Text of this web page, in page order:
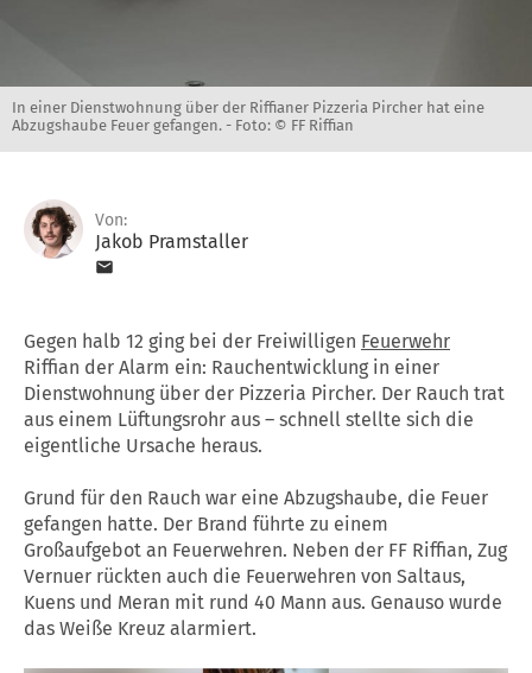
In einer Dienstwohnung über der Riffianer Pizzeria Pircher hat eine
Abzugshaube Feuer gefangen. - Foto: © FF Riffian
Von:
Jakob Pramstaller
Gegen halb 12 ging bei der Freiwilligen Feuerwehr
Riffian der Alarm ein: Rauchentwicklung in einer
Dienstwohnung über der Pizzeria Pircher. Der Rauch trat
aus einem Lüftungsrohr aus – schnell stellte sich die
eigentliche Ursache heraus.
Grund für den Rauch war eine Abzugshaube, die Feuer
gefangen hatte. Der Brand führte zu einem
Großaufgebot an Feuerwehren. Neben der FF Riffian, Zug
Vernuer rückten auch die Feuerwehren von Saltaus,
Kuens und Meran mit rund 40 Mann aus. Genauso wurde
das Weiße Kreuz alarmiert.